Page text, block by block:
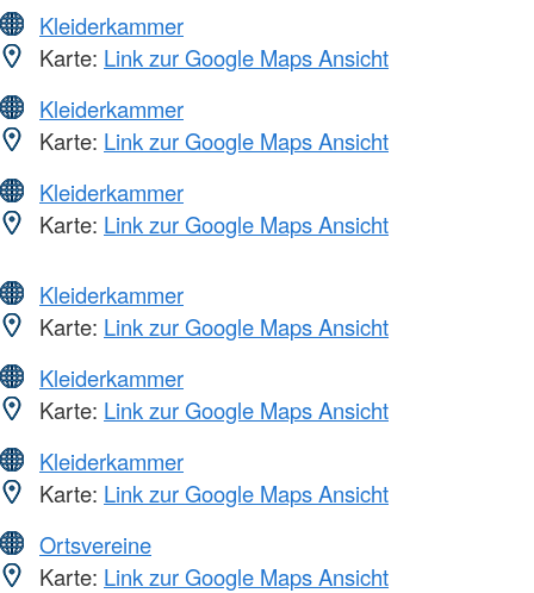
Kleiderkammer
Karte: Link zur Google Maps Ansicht
Kleiderkammer
Karte: Link zur Google Maps Ansicht
Kleiderkammer
Karte: Link zur Google Maps Ansicht
Kleiderkammer
Karte: Link zur Google Maps Ansicht
Kleiderkammer
Karte: Link zur Google Maps Ansicht
Kleiderkammer
Karte: Link zur Google Maps Ansicht
Ortsvereine
Karte: Link zur Google Maps Ansicht